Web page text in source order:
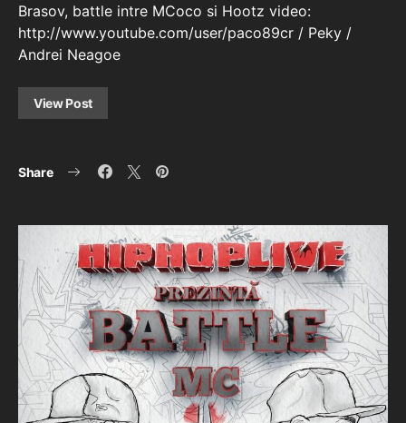
Brasov, battle intre MCoco si Hootz video:
http://www.youtube.com/user/paco89cr / Peky /
Andrei Neagoe
View Post
Share